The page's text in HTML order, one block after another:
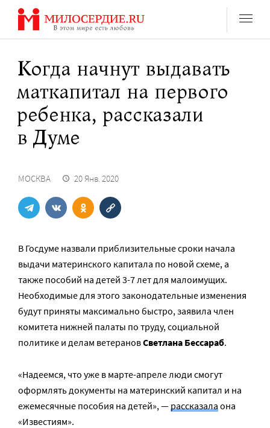
Перейти
содержанию
Когда начнут выдавать
маткапитал на первого
ребенка, рассказали
в Думе
МОСКВА 20 Янв. 2020
В Госдуме назвали приблизительные сроки начала
выдачи материнского капитала по новой схеме, а
также пособий на детей 3-7 лет для малоимущих.
Необходимые для этого законодательные изменения
будут приняты максимально быстро, заявила член
комитета нижней палаты по труду, социальной
политике и делам ветерановСветлана Бессараб.
«Надеемся, что уже в марте-апреле люди смогут
оформлять документы на материнский капитал и на
ежемесячные пособия на детей», —рассказалаона
«Известиям».